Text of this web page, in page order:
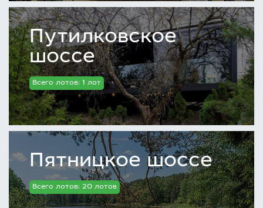
Путилковское
шоссе
Всего лотов: 1 лот
Пятницкое шоссе
Всего лотов: 20 лотов